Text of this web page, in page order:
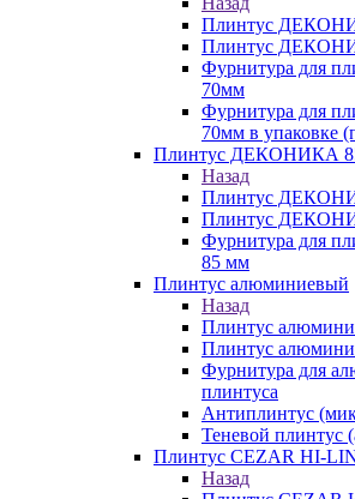
Плинтус
Плинтус
Фурнитура для
70мм
Фурнитура для
70мм в упаковке
Плинтус ДЕКОНИКА
Назад
Плинтус
Плинтус
Фурнитура для
85 мм
Плинтус алюминиевый
Назад
Плинтус
Плинтус
Фурнитура для
плинтуса
Антиплинтус
Теневой
Плинтус CEZAR HI-
Назад